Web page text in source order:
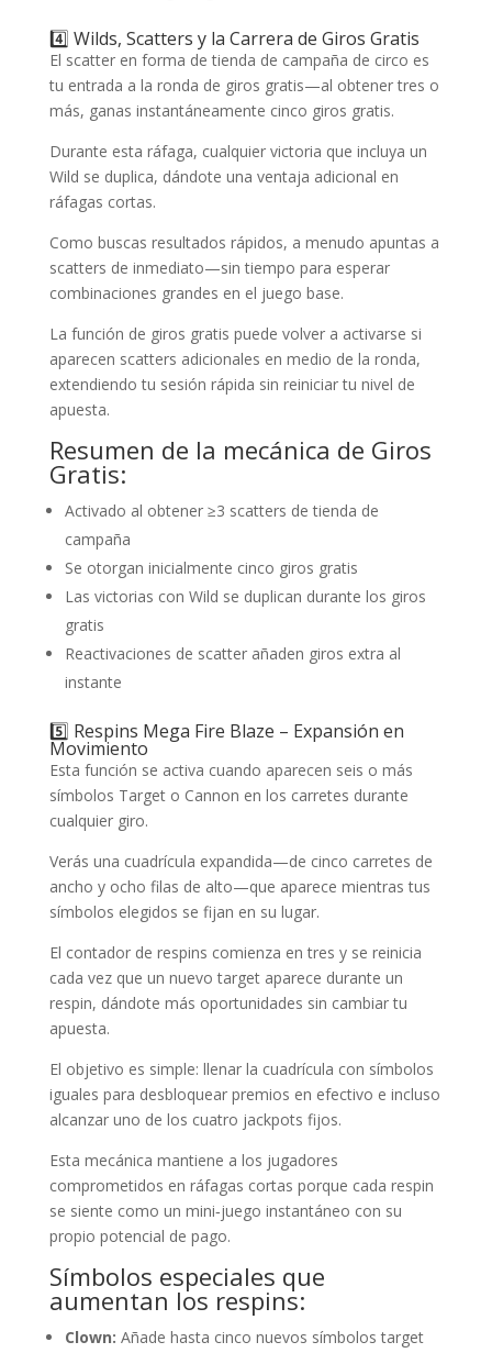
4️⃣ Wilds, Scatters y la Carrera de Giros Gratis
El scatter en forma de tienda de campaña de circo es
tu entrada a la ronda de giros gratis—al obtener tres o
más, ganas instantáneamente cinco giros gratis.
Durante esta ráfaga, cualquier victoria que incluya un
Wild se duplica, dándote una ventaja adicional en
ráfagas cortas.
Como buscas resultados rápidos, a menudo apuntas a
scatters de inmediato—sin tiempo para esperar
combinaciones grandes en el juego base.
La función de giros gratis puede volver a activarse si
aparecen scatters adicionales en medio de la ronda,
extendiendo tu sesión rápida sin reiniciar tu nivel de
apuesta.
Resumen de la mecánica de Giros
Gratis:
Activado al obtener ≥3 scatters de tienda de
campaña
Se otorgan inicialmente cinco giros gratis
Las victorias con Wild se duplican durante los giros
gratis
Reactivaciones de scatter añaden giros extra al
instante
5️⃣ Respins Mega Fire Blaze – Expansión en
Movimiento
Esta función se activa cuando aparecen seis o más
símbolos Target o Cannon en los carretes durante
cualquier giro.
Verás una cuadrícula expandida—de cinco carretes de
ancho y ocho filas de alto—que aparece mientras tus
símbolos elegidos se fijan en su lugar.
El contador de respins comienza en tres y se reinicia
cada vez que un nuevo target aparece durante un
respin, dándote más oportunidades sin cambiar tu
apuesta.
El objetivo es simple: llenar la cuadrícula con símbolos
iguales para desbloquear premios en efectivo e incluso
alcanzar uno de los cuatro jackpots fijos.
Esta mecánica mantiene a los jugadores
comprometidos en ráfagas cortas porque cada respin
se siente como un mini‑juego instantáneo con su
propio potencial de pago.
Símbolos especiales que
aumentan los respins:
Clown: Añade hasta cinco nuevos símbolos target